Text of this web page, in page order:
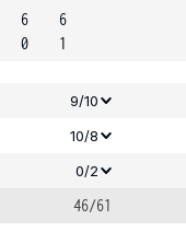
6
0
6
1
9/10
10/8
0/2
46/61